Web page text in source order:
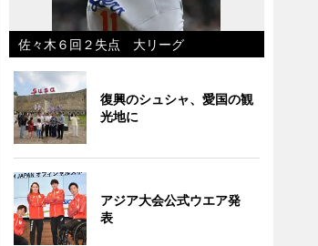
佐々木６回２失点 大リーグ
復興のシュシャ、愛国の観
光地に
アジア大会公式ウエア発
表